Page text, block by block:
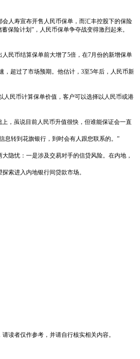
人寿宣布开售人民币保单，而汇丰控股下的保险
保险计划”，人民币保单争夺战变得激烈起来。
民币结算保单前大增了5倍，在7月份的新增保单
，超过了市场预期。他估计，3至5年后，人民币新
人民币计算保单价值，客户可以选择以人民币或港
，虽说目前人民币升值很快，但谁能保证会一直
息转到花旗银行，到时会有人跟您联系的。”
隐忧：一是涉及交易对手的信贷风险。在内地，
索进入内地银行间贷款市场。
读者仅作参考，并请自行核实相关内容。